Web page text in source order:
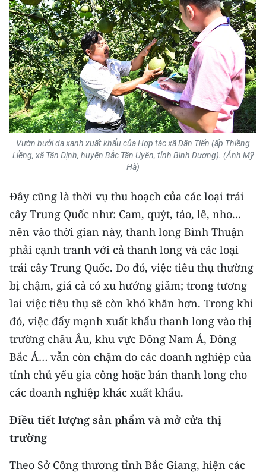
Vườn bưởi da xanh xuất khẩu của Hợp tác xã Dân Tiến (ấp Thiềng
Liềng, xã Tân Định, huyện Bắc Tân Uyên, tỉnh Bình Dương). (Ảnh Mỹ
Hà)
Đây cũng là thời vụ thu hoạch của các loại trái
cây Trung Quốc như: Cam, quýt, táo, lê, nho...
nên vào thời gian này, thanh long Bình Thuận
phải cạnh tranh với cả thanh long và các loại
trái cây Trung Quốc. Do đó, việc tiêu thụ thường
bị chậm, giá cả có xu hướng giảm; trong tương
lai việc tiêu thụ sẽ còn khó khăn hơn. Trong khi
đó, việc đẩy mạnh xuất khẩu thanh long vào thị
trường châu Âu, khu vực Đông Nam Á, Đông
Bắc Á… vẫn còn chậm do các doanh nghiệp của
tỉnh chủ yếu gia công hoặc bán thanh long cho
các doanh nghiệp khác xuất khẩu.
Điều tiết lượng sản phẩm và mở cửa thị
trường
Theo Sở Công thương tỉnh Bắc Giang, hiện các